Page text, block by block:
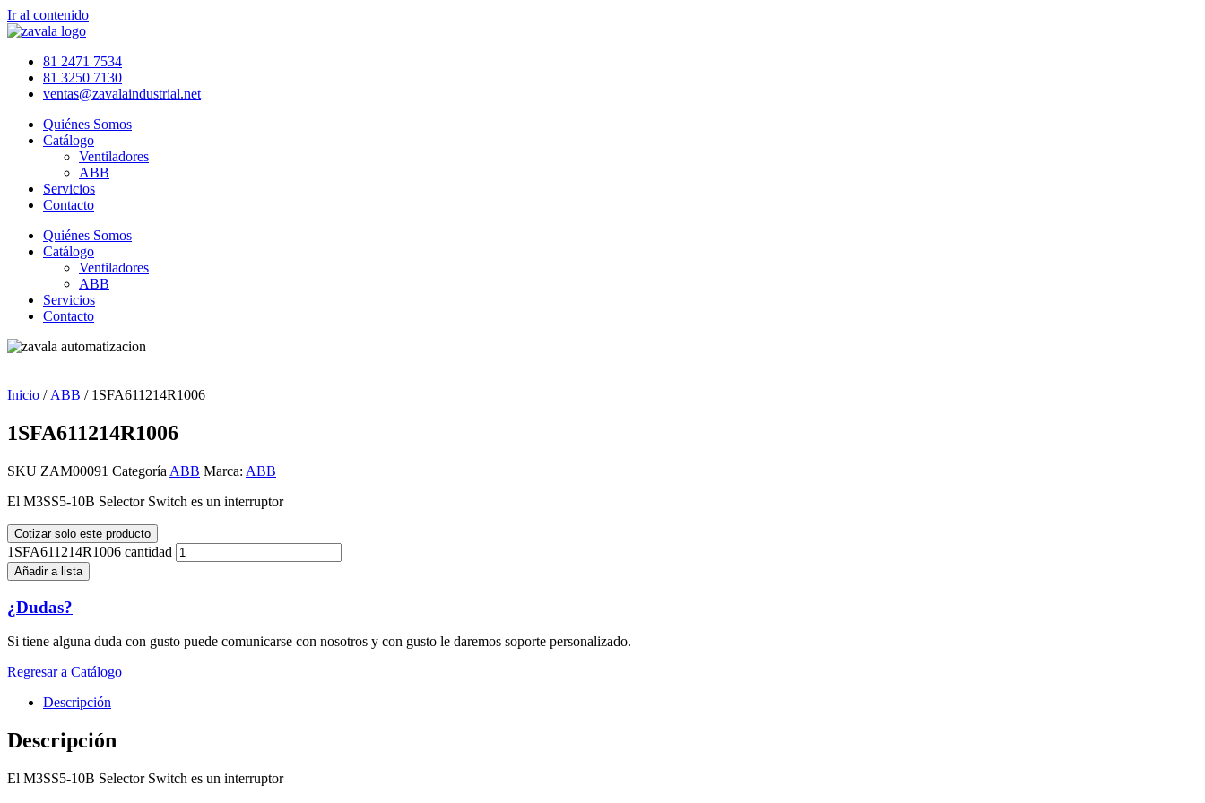
Ir al contenido
81 2471 7534
81 3250 7130
ventas@zavalaindustrial.net
Quiénes Somos
Catálogo
Ventiladores
ABB
Servicios
Contacto
Quiénes Somos
Catálogo
Ventiladores
ABB
Servicios
Contacto
Inicio / ABB / 1SFA611214R1006
1SFA611214R1006
SKU ZAM00091 Categoría ABB Marca: ABB
El M3SS5-10B Selector Switch es un interruptor
Cotizar solo este producto
1SFA611214R1006 cantidad
Añadir a lista
¿Dudas?
Si tiene alguna duda con gusto puede comunicarse con nosotros y con gusto le daremos soporte personalizado.
Regresar a Catálogo
Descripción
Descripción
El M3SS5-10B Selector Switch es un interruptor